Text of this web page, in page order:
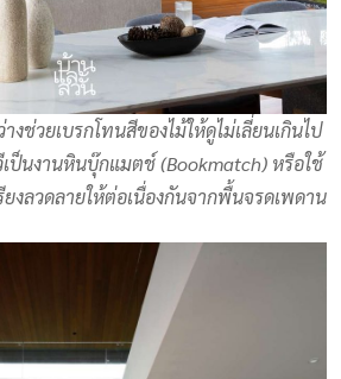
งช่วยเบรกโทนสีของไม้ให้ดูไม่เลี่ยนเกินไป
ป็นงานหินบุ๊กแมตช์ (Bookmatch) หรือใช้
งลวดลายให้ต่อเนื่องกันจากพื้นจรดเพดาน